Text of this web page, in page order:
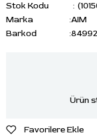
Stok Kodu
Marka
:AIM
Barkod
:
Ürün
Favorilere Ekle